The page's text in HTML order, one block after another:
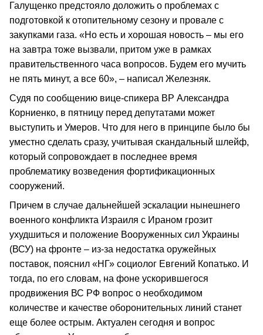
Галущенко предстояло доложить о проблемах с
подготовкой к отопительному сезону и провале с
закупками газа. «Но есть и хорошая новость – мы его
на завтра тоже вызвали, притом уже в рамках
правительственного часа вопросов. Будем его мучить
не пять минут, а все 60», – написал Железняк.
Судя по сообщению вице-спикера ВР Александра
Корниенко, в пятницу перед депутатами может
выступить и Умеров. Что для него в принципе было бы
уместно сделать сразу, учитывая скандальный шлейф,
который сопровождает в последнее время
проблематику возведения фортификационных
сооружений.
Причем в случае дальнейшей эскалации нынешнего
военного конфликта Израиля с Ираном грозит
ухудшиться и положение Вооруженных сил Украины
(ВСУ) на фронте – из-за недостатка оружейных
поставок, пояснил «НГ» социолог Евгений Копатько. И
тогда, по его словам, на фоне ускорившегося
продвижения ВС РФ вопрос о необходимом
количестве и качестве оборонительных линий станет
еще более острым. Актуален сегодня и вопрос